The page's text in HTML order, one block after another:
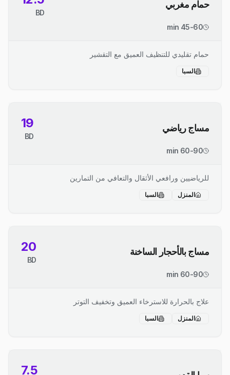
حمام مغربي
BD
45-60 min
حمام تقليدي للتنظيف العميق مع التقشير
السبا
مساج رياضي 19
BD
60-90 min
للرياضيين ورافعي الأثقال والتعافي من التمارين
المنزل السبا
مساج بالأحجار الساخنة 20
BD
60-90 min
علاج بالحرارة للاسترخاء العميق وتخفيف التوتر
المنزل السبا
7.5